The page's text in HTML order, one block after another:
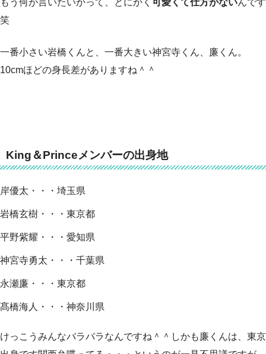
もう何が言いたいかって、とにかく 可愛くて仕方がないんです
笑
一番小さい岩橋くんと、一番大きい神宮寺くん、廉くん。
10cmほどの身長差がありますね＾＾
King＆Princeメンバーの出身地
岸優太・・・埼玉県
岩橋玄樹・・・東京都
平野紫耀・・・愛知県
神宮寺勇太・・・千葉県
永瀬廉・・・東京都
髙橋海人・・・神奈川県
けっこうみんなバラバラなんですね＾＾しかも廉くんは、東京